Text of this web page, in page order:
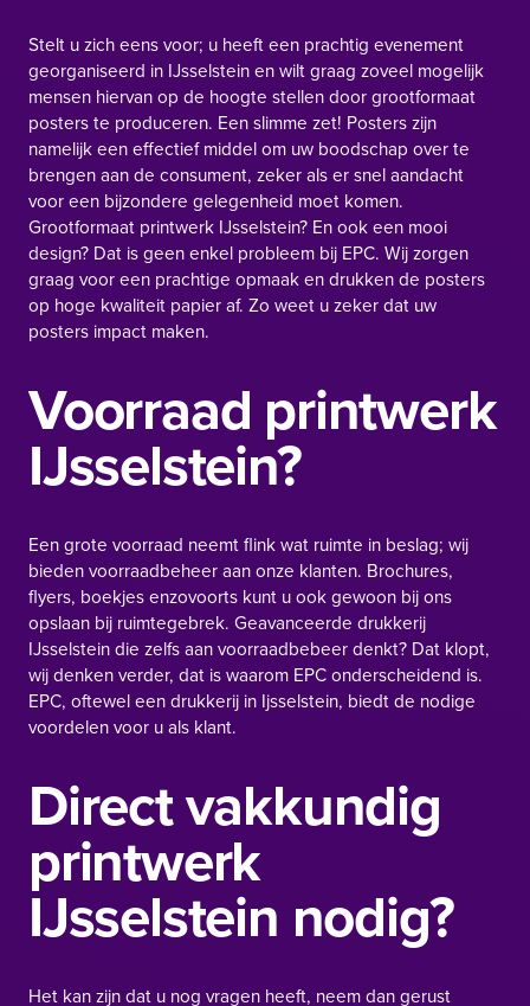
Stelt u zich eens voor; u heeft een prachtig evenement
georganiseerd in IJsselstein en wilt graag zoveel mogelijk
mensen hiervan op de hoogte stellen door grootformaat
posters te produceren. Een slimme zet! Posters zijn
namelijk een effectief middel om uw boodschap over te
brengen aan de consument, zeker als er snel aandacht
voor een bijzondere gelegenheid moet komen.
Grootformaat printwerk IJsselstein? En ook een mooi
design? Dat is geen enkel probleem bij EPC. Wij zorgen
graag voor een prachtige opmaak en drukken de posters
op hoge kwaliteit papier af. Zo weet u zeker dat uw
posters impact maken.
Voorraad printwerk
IJsselstein?
Een grote voorraad neemt flink wat ruimte in beslag; wij
bieden voorraadbeheer aan onze klanten. Brochures,
flyers, boekjes enzovoorts kunt u ook gewoon bij ons
opslaan bij ruimtegebrek. Geavanceerde drukkerij
IJsselstein die zelfs aan voorraadbebeer denkt? Dat klopt,
wij denken verder, dat is waarom EPC onderscheidend is.
EPC, oftewel een drukkerij in Ijsselstein, biedt de nodige
voordelen voor u als klant.
Direct vakkundig
printwerk
IJsselstein nodig?
Het kan zijn dat u nog vragen heeft, neem dan gerust